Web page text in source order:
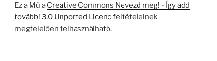
Ez a Mű a Creative Commons Nevezd meg! - Így add
tovább! 3.0 Unported Licencfeltételeinek
megfelelően felhasználható.